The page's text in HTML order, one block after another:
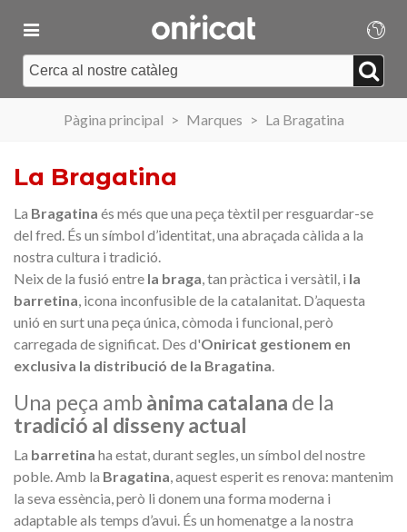
Pàgina principal > Marques > La Bragatina
La Bragatina
La Bragatina és més que una peça tèxtil per resguardar-se
del fred. És un símbol d’identitat, una abraçada càlida a la
nostra cultura i tradició.
Neix de la fusió entre la braga, tan pràctica i versàtil, i la
barretina, icona inconfusible de la catalanitat. D’aquesta
unió en surt una peça única, còmoda i funcional, però
carregada de significat. Des d'Oniricat gestionem en
exclusiva la distribució de la Bragatina.
Una peça amb ànima catalana de la
tradició al disseny actual
La barretina ha estat, durant segles, un símbol del nostre
poble. Amb la Bragatina, aquest esperit es renova: mantenim
la seva essència, però li donem una forma moderna i
adaptable als temps d’avui. És un homenatge a la nostra
Medalla Hostemplo Gaudí 2026
47,00 €
NOVETAT
Afegir a la cistella
2026 – Edició
89,00 €